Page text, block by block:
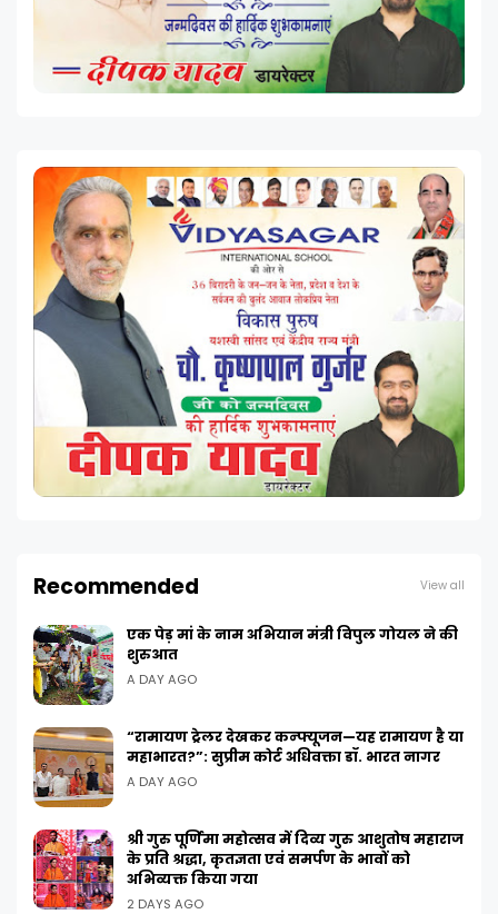
Recommended View all
एक पेड़ मां के नाम अभियान मंत्री विपुल गोयल ने की
शुरुआत
A DAY AGO
“रामायण ट्रेलर देखकर कन्फ्यूजन—यह रामायण है या
महाभारत?”: सुप्रीम कोर्ट अधिवक्ता डॉ. भारत नागर
A DAY AGO
श्री गुरु पूर्णिमा महोत्सव में दिव्य गुरु आशुतोष महाराज
के प्रति श्रद्धा, कृतज्ञता एवं समर्पण के भावों को
अभिव्यक्त किया गया
2 DAYS AGO